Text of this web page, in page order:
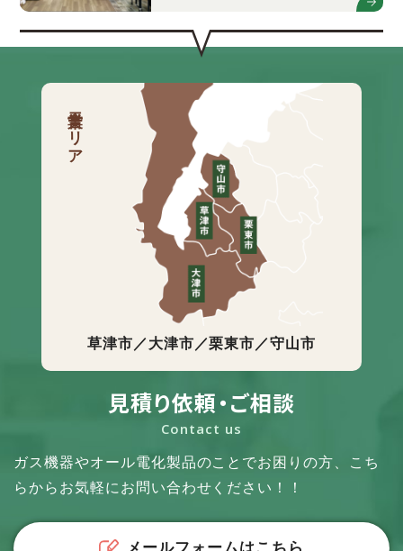
営業エリア
草津市／大津市／栗東市／守山市
見積り依頼・ご相談
Contact us
ガス機器やオール電化製品のことでお困りの方、
こち
らからお気軽にお問い合わせください！！